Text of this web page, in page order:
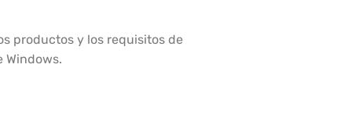
productos y los requisitos de
Windows.